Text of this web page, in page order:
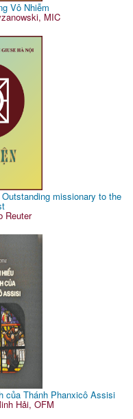
Vô Nhiễm
MIC
missionary to the
Reuter
của Thánh Phanxicô Assisi
Hải, OFM